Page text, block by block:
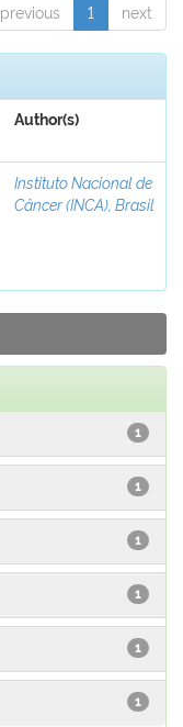
previous 1 next
Author(s)
Instituto Nacional de
Câncer (INCA), Brasil
1
1
1
1
1
1